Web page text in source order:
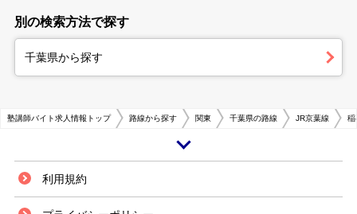
別の検索方法で探す
千葉県から探す
塾講師バイト求人情報トップ 路線から探す 関東 千葉県の路線 JR京葉線 稲
稲毛海岸駅は千葉県千葉市美浜区に位置し、海沿いを含め観光名所や商業施
セスに優れています。このような環境があることから、暮らしやすさを重視
利用規約